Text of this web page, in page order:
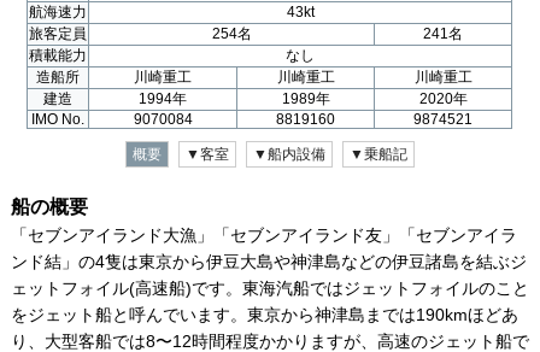
あの船は今？
船を眺める
船旅をもっと楽しく
Text BBS
航海速力
43kt
旅客定員
254名
241名
積載能力
なし
造船所
川崎重工 川崎重工
川崎重工
建造
1994年 1989年
2020年
IMO No.
9070084 8819160 9874521
概要 ▼客室 ▼船内設備 ▼乗船記
船の概要
「セブンアイランド大漁」「セブンアイランド友」「セブンアイラ
ンド結」の4隻は東京から伊豆大島や神津島などの伊豆諸島を結ぶジ
ェットフォイル(高速船)です。東海汽船ではジェットフォイルのこと
をジェット船と呼んでいます。東京から神津島までは190kmほどあ
り、大型客船では8〜12時間程度かかりますが、高速のジェット船で